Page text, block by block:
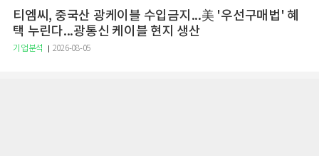
티엠씨, 중국산 광케이블 수입금지...美 '우선구매법' 혜
택 누린다...광통신 케이블 현지 생산
기업분석 2026-08-05